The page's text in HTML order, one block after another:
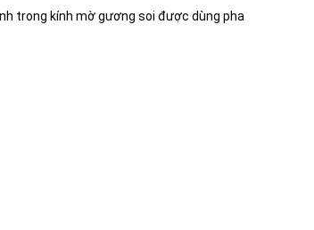
trong kính mờ gương soi được dùng pha